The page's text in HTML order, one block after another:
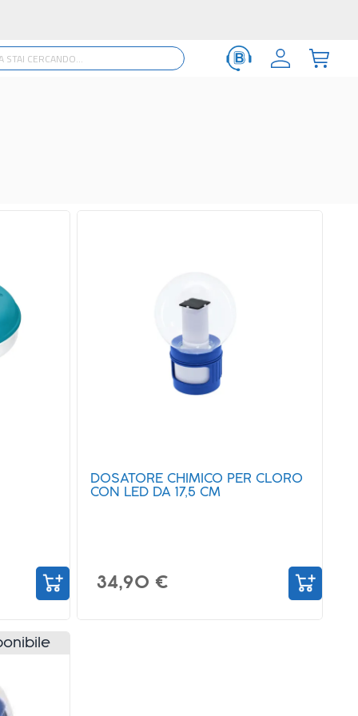
DOSATORE CHIMICO PER CLORO
CON LED DA 17,5 CM
34,90 €